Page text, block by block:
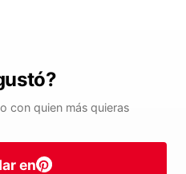
con quien más quieras
en